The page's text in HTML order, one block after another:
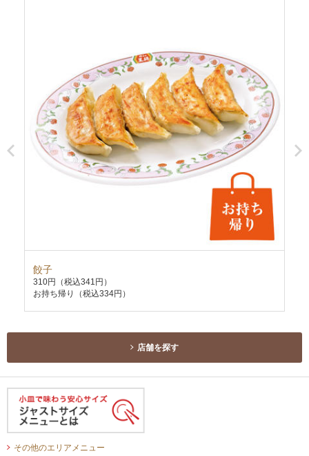
餃子
310円
（税込341円）
お持ち帰り（税込334円）
店舗を探す
その他のエリアメニュー